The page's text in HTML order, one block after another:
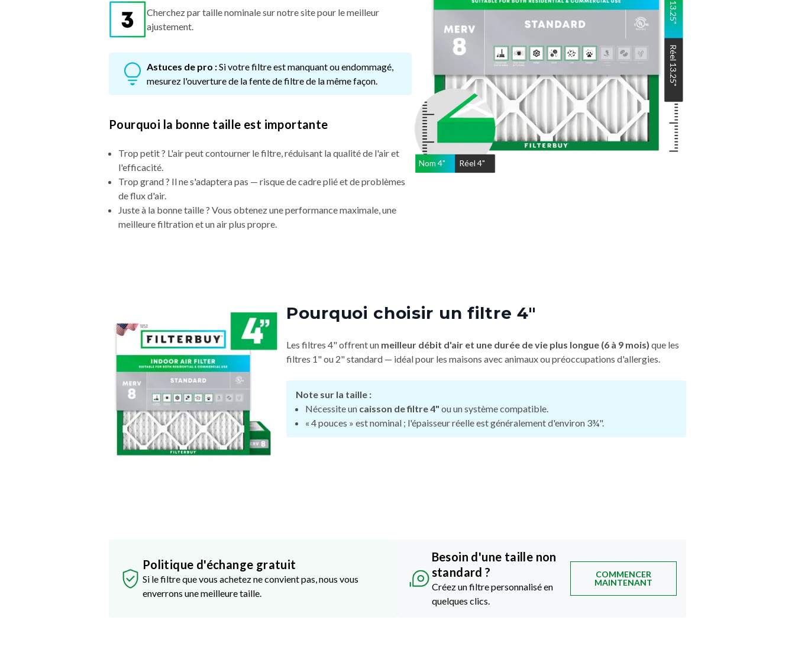
Nom 4" Réel 4"
13.25
"
Réel
13.25
"
Cherchez par taille nominale sur notre site pour le meilleur
ajustement.
Astuces de pro :Si votre filtre est manquant ou endommagé,
mesurez l'ouverture de la fente de filtre de la même façon.
Pourquoi la bonne taille est importante
Trop petit ? L'air peut contourner le filtre, réduisant la qualité de l'air et
l'efficacité.
Trop grand ? Il ne s'adaptera pas — risque de cadre plié et de problèmes
de flux d'air.
Juste à la bonne taille ? Vous obtenez une performance maximale, une
meilleure filtration et un air plus propre.
Pourquoi choisir un filtre 4"
Les filtres 4" offrent un meilleur débit d'air et une durée de vie plus longue (6 à 9 mois) que les
filtres 1" ou 2" standard — idéal pour les maisons avec animaux ou préoccupations d'allergies.
Note sur la taille :
Nécessite un caisson de filtre 4" ou un système compatible.
« 4 pouces » est nominal ; l'épaisseur réelle est généralement d'environ 3¾".
Politique d'échange gratuit
Si le filtre que vous achetez ne convient pas, nous vous
enverrons une meilleure taille.
Besoin d'une taille non
standard ?
Créez un filtre personnalisé en
quelques clics.
COMMENCER
MAINTENANT